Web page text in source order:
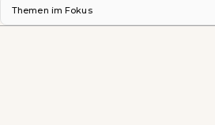
Themen im Fokus